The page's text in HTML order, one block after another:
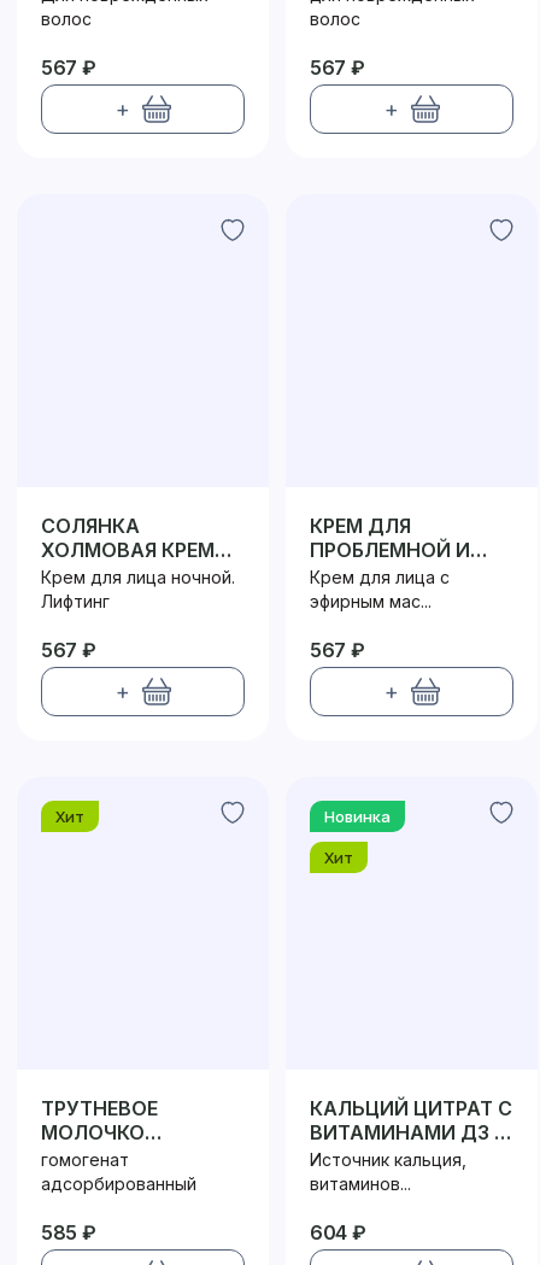
волос
567 ₽
+
волос
567 ₽
+
СОЛЯНКА
ХОЛМОВАЯ КРЕМ
ДЛЯ ЛИЦА НОЧНОЙ
Крем для лица ночной.
Лифтинг
567 ₽
+
КРЕМ ДЛЯ
ПРОБЛЕМНОЙ И
КОМБИНИРОВАННОЙ
КОЖИ
Крем для лица с
эфирным мас...
567 ₽
+
Хит
ТРУТНЕВОЕ
МОЛОЧКО
АЛТАЙСКОЕ
гомогенат
адсорбированный
585 ₽
Новинка
Хит
КАЛЬЦИЙ ЦИТРАТ С
ВИТАМИНАМИ Д3 и
С
Источник кальция,
витаминов...
604 ₽